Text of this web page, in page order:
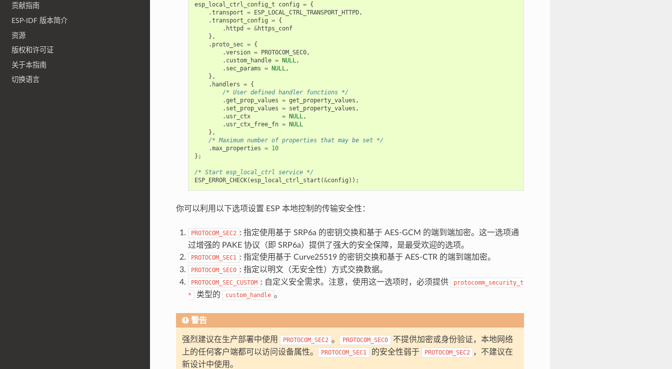
贡献指南
ESP-IDF 版本简介
资源
版权和许可证
关于本指南
切换语言
esp_local_ctrl_config_t config = {
.transport = ESP_LOCAL_CTRL_TRANSPORT_HTTPD,
.transport_config = {
. httpd = &https_conf
},
. proto_sec = {
.version = PROTOCOM_SEC0,
. custom_handle = NULL,
. sec_params = NULL,
},
. handlers = {
/* User defined handler functions */
.get_prop_values = get_property_values ,
. set_prop_values = set_property_values ,
. usr_ctx = NULL,
. usr_ctx_free_fn = NULL
},
/* Maximum number of properties that may be set */
.max_properties = 10
};
/* Start esp_local_ctrl service */
ESP_ERROR_CHECK(esp_local_ctrl_start (&config ));
你可以利用以下选项设置 ESP 本地控制的传输安全性：
PROTOCOM_SEC2 : 指定使用基于 SRP6a 的密钥交换和基于 AES-GCM 的端到端加密。这一选项通
过增强的 PAKE 协议（即 SRP6a）提供了强大的安全保障，是最受欢迎的选项。
PROTOCOM_SEC1 : 指定使用基于 Curve25519 的密钥交换和基于 AES-CTR 的端到端加密。
PROTOCOM_SEC0 : 指定以明文（无安全性）方式交换数据。
PROTOCOM_SEC_CUSTOM : 自定义安全需求。注意，使用这一选项时，必须提供
protocomm_security_t
*
类型的 custom_handle 。
警告
强烈建议在生产部署中使用 PROTOCOM_SEC2 。 PROTOCOM_SEC0
不提供加密或身份验证，本地网络
上的任何客户端都可以访问设备属性。
PROTOCOM_SEC1 的安全性弱于 PROTOCOM_SEC2 ，不建议在
新设计中使用。